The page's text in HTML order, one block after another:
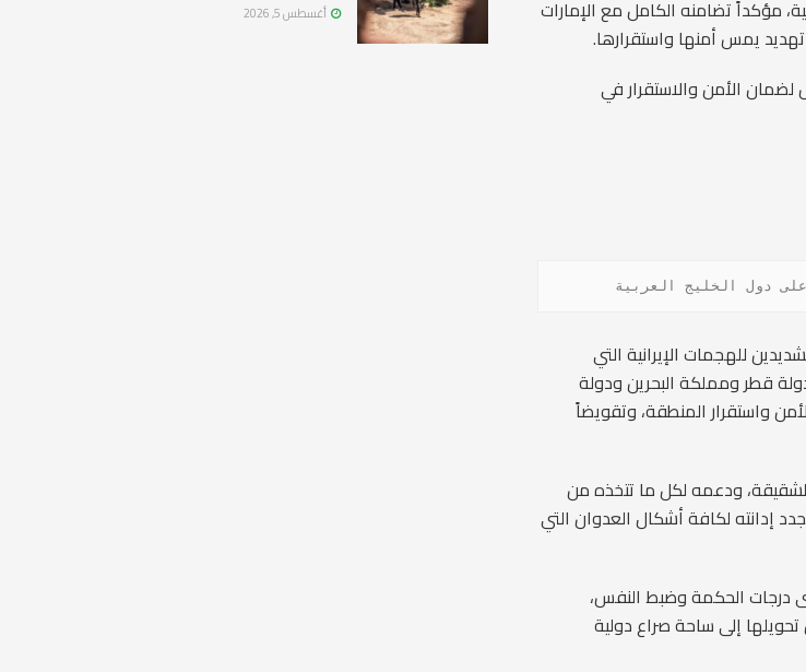
مؤكداً تضامنه الكامل مع الإمارات
يمس أمنها واستقرارها.
لضمان الأمن والاستقرار في
على دول الخليج العربية
للهجمات الإيرانية التي
قطر ومملكة البحرين ودولة
واستقرار المنطقة، وتقويضاً
ودعمه لكل ما تتخذه من
إدانته لكافة أشكال العدوان التي
درجات الحكمة وضبط النفس،
إلى ساحة صراع دولية
أغسطس 5, 2026